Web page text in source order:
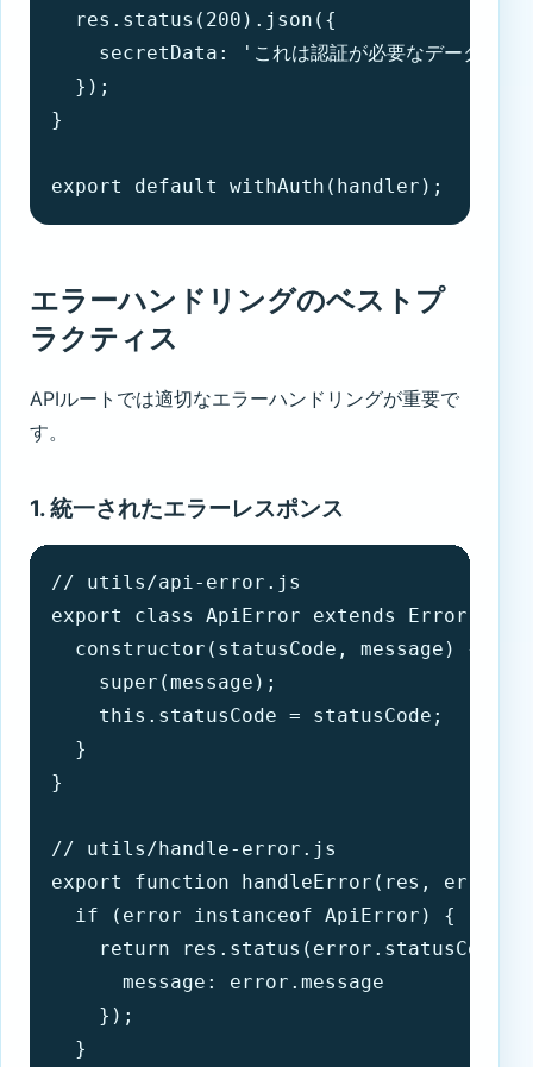
  res.status(200).json({
secretData: 'これは認証が必要なデータで
  });
}
export default withAuth(handler);
エラーハンドリングのベストプ
ラクティス
APIルートでは適切なエラーハンドリングが重要で
す。
1. 統一されたエラーレスポンス
// utils/api-error.js
export class ApiError extends Error {
  constructor(statusCode, message) {
    super(message);
    this.statusCode = statusCode;
  }
}
// utils/handle-error.js
export function handleError(res, error)
  if (error instanceof ApiError) {
return
      message: error.message
    });
  }